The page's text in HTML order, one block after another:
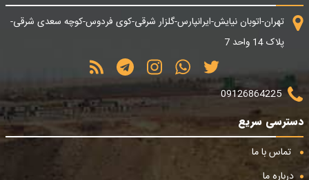
تهران-اتوبان نیایش-ایرانپارس-گلزار شرقی-کوی فردوس-کوچه سعدی شرقی-
پلاک 14 واحد 7
09126864225
دسترسی سریع
تماس با ما
درباره ما